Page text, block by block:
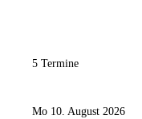
5 Termine
Mo 10. August 2026